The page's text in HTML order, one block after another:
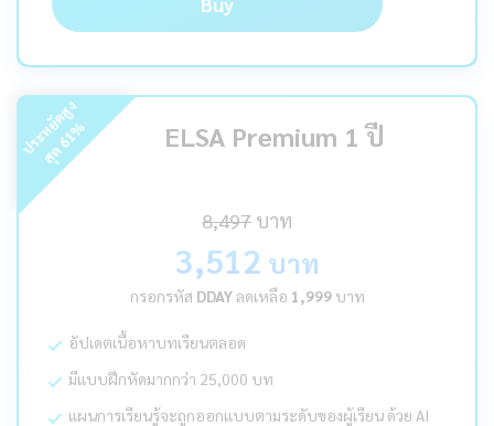
ป
ร
ะ
ห
ยั
ด
สู
ง
สุ
ด
61
% ELSA Premium 1 ปี
8,497 บาท
3,512 บาท
กรอกรหัส DDAYลดเหลือ 1,999บาท
อัปเดตเนื้อหาบทเรียนตลอด
มีแบบฝึกหัดมากกว่า 25,000 บท
แผนการเรียนรู้จะถูกออกแบบตามระดับของผู้เรียน ด้วย AI